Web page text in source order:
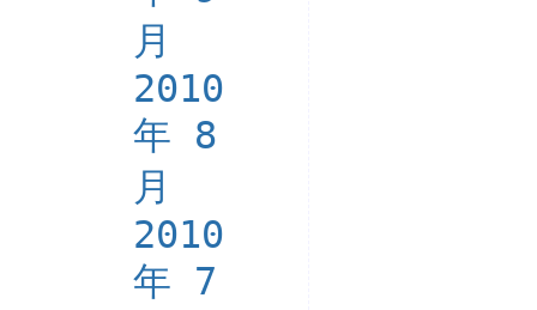
月
2010
年 8
月
2010
年 7